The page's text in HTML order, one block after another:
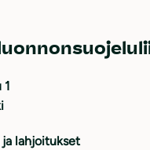
1
ja lahjoitukset